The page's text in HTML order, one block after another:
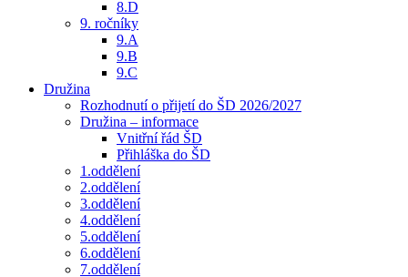
8.D
9. ročníky
9.A
9.B
9.C
Družina
Rozhodnutí o přijetí do ŠD 2026/2027
Družina – informace
Vnitřní řád ŠD
Přihláška do ŠD
1.oddělení
2.oddělení
3.oddělení
4.oddělení
5.oddělení
6.oddělení
7.oddělení